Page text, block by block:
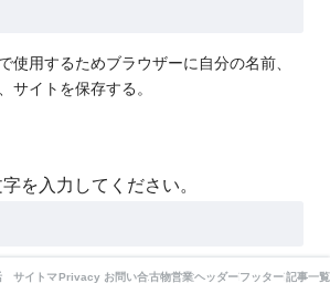
使用するためブラウザーに自分の名前、
サイトを保存する。
を入力してください。
サイトマップPrivacy Policyお問い合わせ古物営業法の表示
ヘッダー改造フッター改造記事一覧